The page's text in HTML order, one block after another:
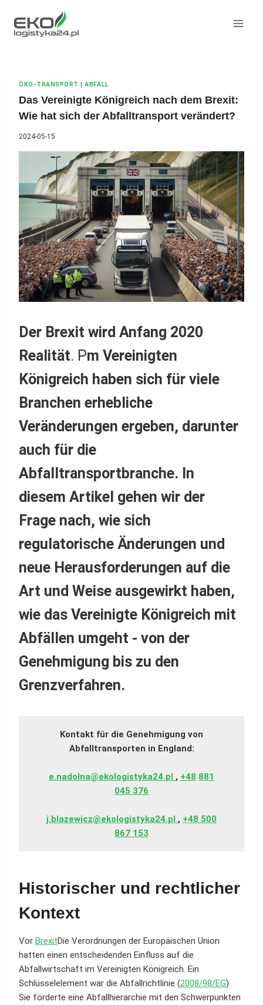
Inhalt
springen
ÖKO-TRANSPORT |ABFALL
Das Vereinigte Königreich nach dem Brexit:
Wie hat sich der Abfalltransport verändert?
2024-05-15
Der Brexit wird Anfang 2020
Realität. Pm Vereinigten
Königreich haben sich für viele
Branchen erhebliche
Veränderungen ergeben, darunter
auch für die
Abfalltransportbranche. In
diesem Artikel gehen wir der
Frage nach, wie sich
regulatorische Änderungen und
neue Herausforderungen auf die
Art und Weise ausgewirkt haben,
wie das Vereinigte Königreich mit
Abfällen umgeht - von der
Genehmigung bis zu den
Grenzverfahren.
Kontakt für die Genehmigung von
Abfalltransporten in England:
e.nadolna@ekologistyka24.pl , +48 881
045 376
j.blazewicz@ekologistyka24.pl , +48 500
867 153
Historischer und rechtlicher
Kontext
Vor BrexitDie Verordnungen der Europäischen Union
hatten einen entscheidenden Einfluss auf die
Abfallwirtschaft im Vereinigten Königreich. Ein
Schlüsselelement war die Abfallrichtlinie (2008/98/EG).
Sie förderte eine Abfallhierarchie mit den Schwerpunkten